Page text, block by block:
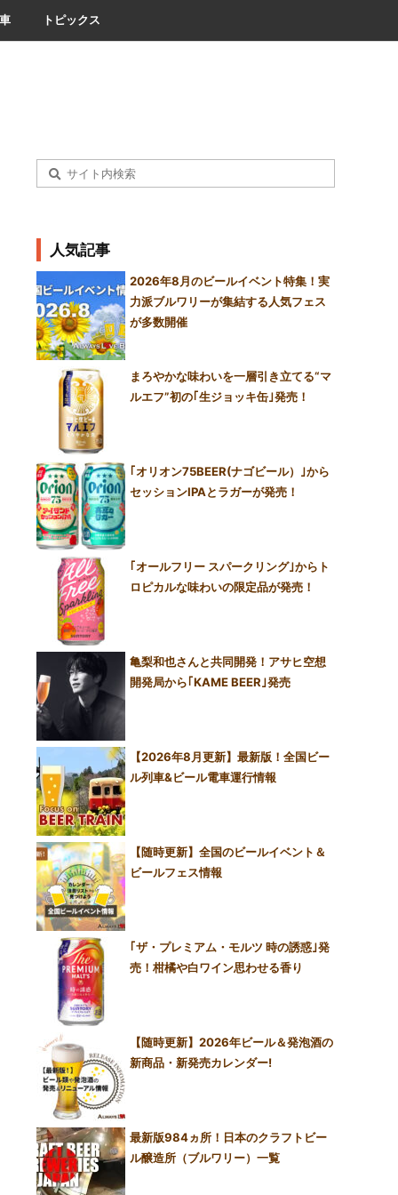
トピックス
人気記事
2026年8月のビールイベント特集！実
力派ブルワリーが集結する人気フェス
が多数開催
まろやかな味わいを一層引き立てる“マ
ルエフ”初の｢生ジョッキ缶｣発売！
｢オリオン75BEER(ナゴビール）｣から
セッションIPAとラガーが発売！
｢オールフリー スパークリング｣からト
ロピカルな味わいの限定品が発売！
亀梨和也さんと共同開発！アサヒ空想
開発局から｢KAME BEER｣発売
【2026年8月更新】最新版！全国ビー
ル列車&ビール電車運行情報
【随時更新】全国のビールイベント＆
ビールフェス情報
｢ザ・プレミアム・モルツ 時の誘惑｣発
売！柑橘や白ワイン思わせる香り
【随時更新】2026年ビール＆発泡酒の
新商品・新発売カレンダー!
最新版984ヵ所！日本のクラフトビー
ル醸造所（ブルワリー）一覧